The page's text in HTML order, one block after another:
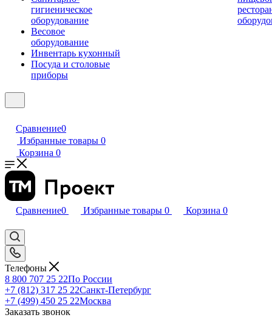
гигиеническое
оборудование
Весовое
оборудование
Инвентарь кухонный
Посуда и столовые
приборы
Сравнение0
Избранные товары 0
Корзина 0
Сравнение0 Избранные товары 0 Корзина 0
Телефоны
8 800 707 25 22По России
+7 (812) 317 25 22Санкт-Петербург
+7 (499) 450 25 22Москва
Заказать звонок